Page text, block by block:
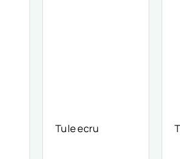
Tule ecru